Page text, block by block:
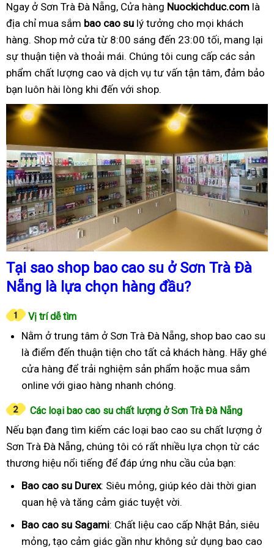
Ngay ở Sơn Trà Đà Nẵng, Cửa hàng Nuockichduc.com là
địa chỉ mua sắm bao cao su lý tưởng cho mọi khách
hàng. Shop mở cửa từ 8:00 sáng đến 23:00 tối, mang lại
sự thuận tiện và thoải mái. Chúng tôi cung cấp các sản
phẩm chất lượng cao và dịch vụ tư vấn tận tâm, đảm bảo
bạn luôn hài lòng khi đến với shop.
Tại sao shop bao cao su ở Sơn Trà Đà
Nẵng là lựa chọn hàng đầu?
Vị trí dễ tìm
Nằm ở trung tâm ở Sơn Trà Đà Nẵng, shop bao cao su
là điểm đến thuận tiện cho tất cả khách hàng. Hãy ghé
cửa hàng để trải nghiệm sản phẩm hoặc mua sắm
online với giao hàng nhanh chóng.
Các loại bao cao su chất lượng ở Sơn Trà Đà Nẵng
Nếu bạn đang tìm kiếm các loại bao cao su chất lượng ở
Sơn Trà Đà Nẵng, chúng tôi có rất nhiều lựa chọn từ các
thương hiệu nổi tiếng để đáp ứng nhu cầu của bạn:
Bao cao su Durex: Siêu mỏng, giúp kéo dài thời gian
quan hệ và tăng cảm giác tuyệt vời.
Bao cao su Sagami: Chất liệu cao cấp Nhật Bản, siêu
mỏng, tạo cảm giác gần như không sử dụng bao cao